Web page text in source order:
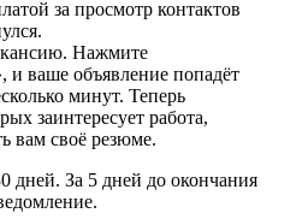
за просмотр контактов
Нажмите
и ваше объявление попадёт
минут. Теперь
заинтересует работа,
вам своё резюме.
За 5 дней до окончания